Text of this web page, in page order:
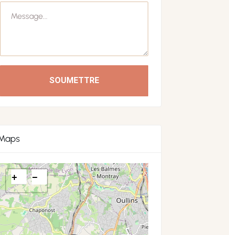
SOUMETTRE
+ −